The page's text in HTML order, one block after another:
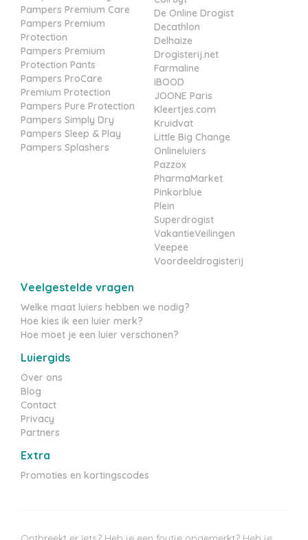
Pampers Premium Care
Pampers Premium
Protection
Pampers Premium
Protection Pants
Pampers ProCare
Premium Protection
Pampers Pure Protection
Pampers Simply Dry
Pampers Sleep & Play
Pampers Splashers
De Online Drogist
Decathlon
Delhaize
Drogisterij.net
Farmaline
iBOOD
JOONE Paris
Kleertjes.com
Kruidvat
Little Big Change
Onlineluiers
Pazzox
PharmaMarket
Pinkorblue
Plein
Superdrogist
VakantieVeilingen
Veepee
Voordeeldrogisterij
Veelgestelde vragen
Welke maat luiers hebben we nodig?
Hoe kies ik een luier merk?
Hoe moet je een luier verschonen?
Luiergids
Over ons
Blog
Contact
Privacy
Partners
Extra
Promoties en kortingscodes